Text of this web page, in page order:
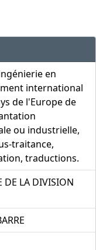
en
international
de l'Europe de
ou industrielle,
traitance,
traductions.
DE LA DIVISION